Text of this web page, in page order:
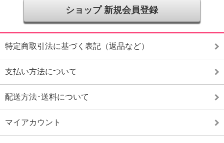
ショップ 新規会員登録
特定商取引法に基づく表記（返品など）
支払い方法について
配送方法･送料について
マイアカウント